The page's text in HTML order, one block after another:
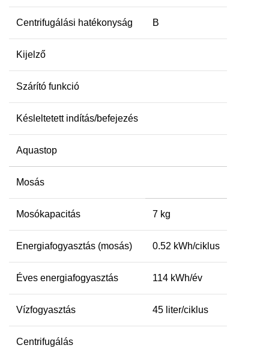
Centrifugálási hatékonyság B
Kijelző
Szárító funkció
Késleltetett indítás/befejezés
Aquastop
Mosás
Mosókapacitás 7 kg
Energiafogyasztás (mosás) 0.52 kWh/ciklus
Éves energiafogyasztás 114 kWh/év
Vízfogyasztás 45 liter/ciklus
Centrifugálás